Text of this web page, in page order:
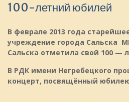
100-летний юбилей
В феврале 2013 года
учреждение города Сальска
Сальска отметила свой 100 —
В РДК имени Негребецкого
концерт, посвящённый